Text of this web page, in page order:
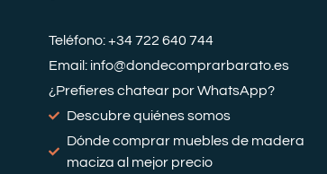
Teléfono: +34 722 640 744
Email: info@dondecomprarbarato.es
¿Prefieres chatear por WhatsApp?
Descubre quiénes somos
Dónde comprar muebles de madera
maciza al mejor precio